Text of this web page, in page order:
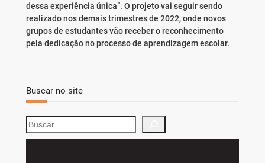
dessa experiência única”. O projeto vai seguir sendo
realizado nos demais trimestres de 2022, onde novos
grupos de estudantes vão receber o reconhecimento
pela dedicação no processo de aprendizagem escolar.
Buscar no site
S
e